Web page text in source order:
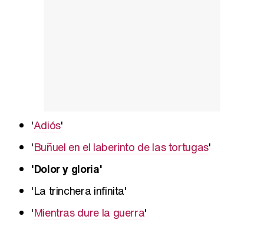
'Adiós'
'Buñuel en el laberinto de las tortugas'
'Dolor y gloria'
'La trinchera infinita'
'Mientras dure la guerra'